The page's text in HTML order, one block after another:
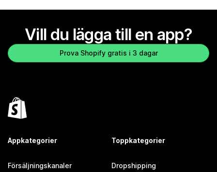
Vill du lägga till en app?
Prova Shopify gratis i 3 dagar
Appkategorier
Försäljningskanaler
Toppkategorier
Dropshipping